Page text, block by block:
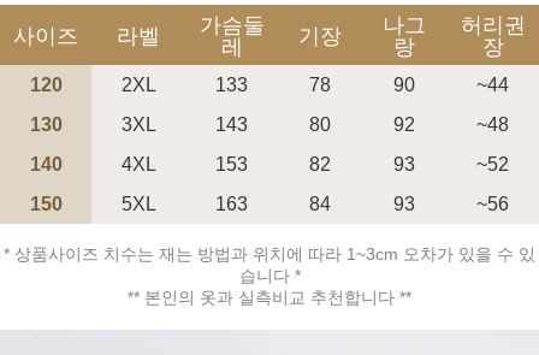
페이코 ID로 페
PAYCO 바로구매
사이즈 라벨
가슴둘
레
기장
나그
랑
허리권
장
120 2XL 133 78 90
~44
130
3XL 143 80 92
~48
140
4XL 153 82 93
~52
150
5XL 163 84 93 ~56
* 상품사이즈 치수는 재는 방법과 위치에 따라 1~3cm 오차가 있을 수 있
습니다 *
** 본인의 옷과 실측비교 추천합니다 **